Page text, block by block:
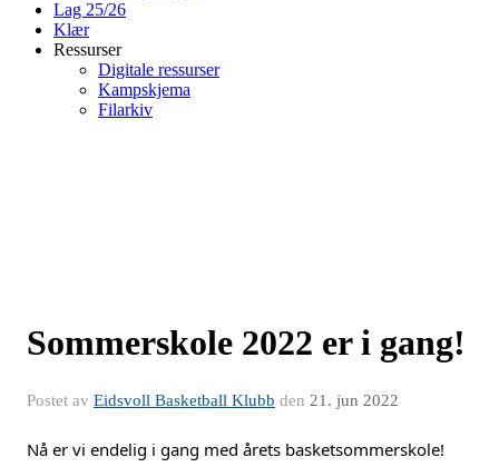
Lag 25/26
Klær
Ressurser
Digitale ressurser
Kampskjema
Filarkiv
Sommerskole 2022 er i gang!
Postet av Eidsvoll Basketball Klubb den 21. jun 2022
Nå er vi endelig i gang med årets basketsommerskole!